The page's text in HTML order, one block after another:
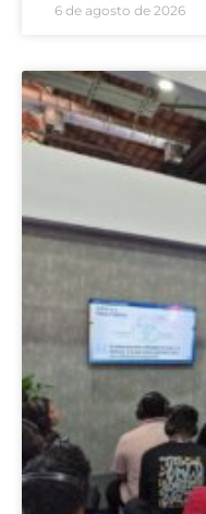
6 de agosto de 2026